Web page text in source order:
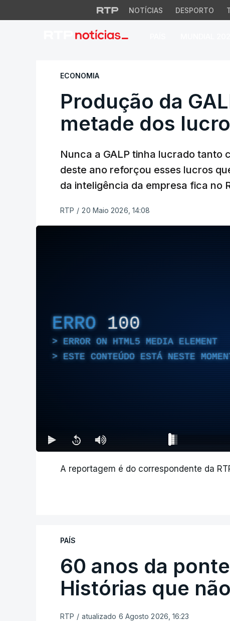
NOTÍCIAS DESPORTO
Produção da
ECONOMIA
Produção da
metade dos
Nunca a GALP tinha lucrado tanto
deste ano reforçou esses lucros
da inteligência da empresa fica no
RTP / 20 Maio 2026, 14:08
ERRO 100
ERROR ON HTML5 MEDIA ELEMENT
ESTE CONTEÚDO ESTÁ NESTE
A reportagem é do correspondente da
PAÍS
60 anos da
Histórias que
RTP / atualizado 6 Agosto 2026, 16:23